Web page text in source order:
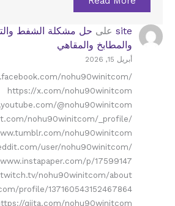
site على حل مشكلة الشفط
والمطابخ والمقاهي
أبريل 15, 2026
nohu90winitcom/
https://x.com/nohu90winitcom
@nohu90winitcom
nohu90winitcom/_profile/
nohu90winitcom
user/nohu90winitcom/
p/17599147
nohu90winitcom/about
profile/137160543152467864
qiita.com/nohu90winitcom